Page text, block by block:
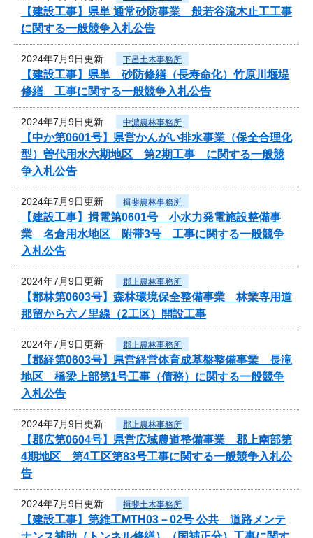
【建設工事】県単 通常砂防事業 般若谷流木止工工事
に関する一般競争入札公告
2024年7月9日更新 下呂土木事務所
【建設工事】県単 砂防修繕（長寿命化）竹原川堰堤
修繕 工事に関する一般競争入札公告
2024年7月9日更新 中濃農林事務所
【中か第0601号】県営かんがい排水事業（保全合理化
型）曽代用水六期地区 第2期工事 に関する一般競
争入札公告
2024年7月9日更新 揖斐農林事務所
【建設工事】揖電第0601号 小水力発電施設整備事
業 名倉用水地区 附帯3号 工事に関する一般競争
入札公告
2024年7月9日更新 郡上農林事務所
【郡林第0603号】森林環境保全整備事業 林業専用道
那留から六ノ里線（2工区）開設工事
2024年7月9日更新 郡上農林事務所
【郡経第0603号】県営経営体育成基盤整備事業 長滝
地区 橋梁上部第1号工事（債務）に関する一般競争
入札公告
2024年7月9日更新 郡上農林事務所
【郡広第0604号】県営広域農道整備事業 郡上南部第
4期地区 第4工区第83号工事に関する一般競争入札公
告
2024年7月9日更新 揖斐土木事務所
【建設工事】第維工MTH03－02号 公共 道路メンテ